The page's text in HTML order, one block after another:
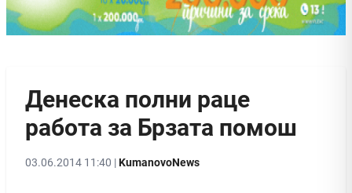
Денеска полни раце
работа за Брзата помош
03.06.2014 11:40 |KumanovoNews